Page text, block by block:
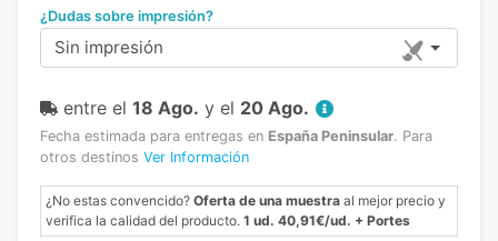
¿Dudas sobre impresión?
Sin impresión
entre el 18 Ago. y el 20 Ago.
Fecha estimada para entregas en España Peninsular. Para
otros destinos Ver Información
¿No estas convencido? Oferta de una muestra al mejor precio y
verifica la calidad del producto. 1 ud. 40,91€/ud. + Portes